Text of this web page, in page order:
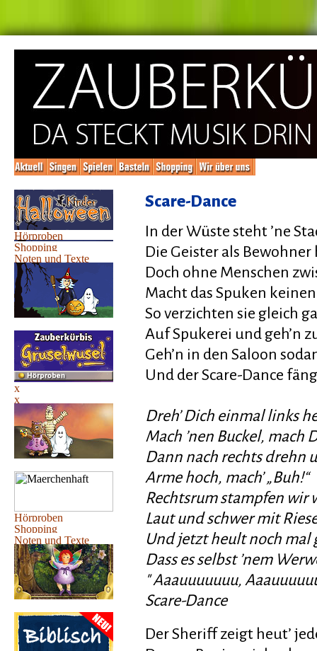
Scare-Dance
In der Wüste steht ’ne
Die Geister als Bewohner
Doch ohne Menschen
Macht das Spuken
So verzichten sie gleich
Auf Spukerei und geh’n
Geh’n in den Saloon
Und der Scare-Dance
Dreh’ Dich einmal links
Mach ’nen Buckel, mach
Dann nach rechts drehn
Arme hoch, mach’ „Buh!“
Rechtsrum stampfen wir
Laut und schwer mit
Und jetzt heult noch mal
Dass es selbst ’nem
" Aaauuuuuuu,
Scare-Dance
Der Sheriff zeigt heut’